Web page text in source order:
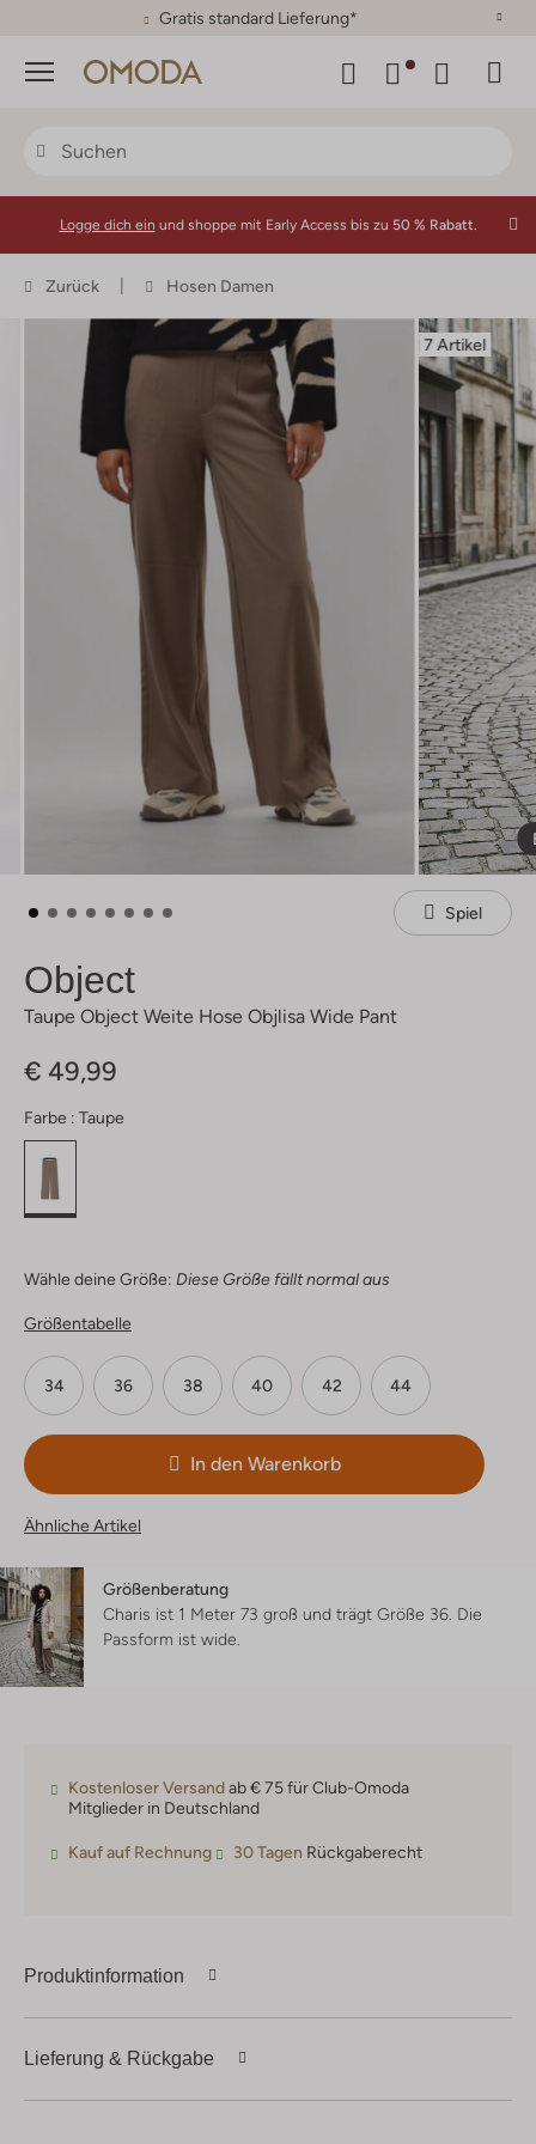
Gratis standard Lieferung*
Menü
Logge dich ein und shoppe mit Early Access bis zu 50 % Rabatt.
Zurück Hosen Damen
7 Artikel
Spiel
Object
Taupe Object Weite Hose Objlisa Wide Pant
€ 49,99
Farbe : Taupe
Wähle deine Größe: Diese Größe fällt normal aus
Größentabelle
34 36 38 40 42 44
In den Warenkorb
Ähnliche Artikel
Größenberatung
Charis ist 1 Meter 73 groß und trägt Größe 36. Die
Passform ist wide
Kostenloser Versandab € 75 für Club-Omoda
Mitglieder in Deutschland
Kauf auf Rechnung 30 Tagen Rückgaberecht
Produktinformation
Lieferung & Rückgabe